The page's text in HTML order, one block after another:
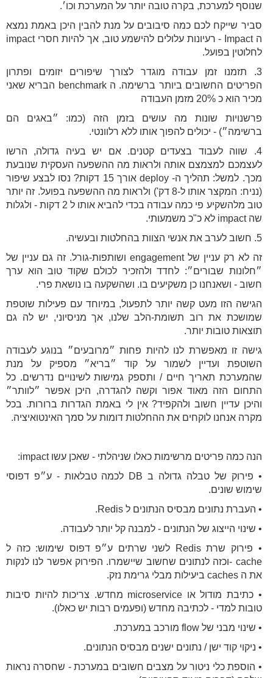
שנוסף למערכת, בקרה טובה יותר על המערכת וכו׳.
סביר שייקח לכם כמה סיבובים על מנת להבין היכן באמת נמצא
ה Impact - רעיונות עלולים להישמע טוב, אך להיות חסרי impact
לחלוטין בפועל.
3. תזמנו זמן עבודה מוגדר לצורך שיפורים יזומים ופתרון
הפריטים החשובים ביותר ברשימה. ה benchmark הבריא שאני
מכיר הוא כ 20% מזמן העבודה
פרשנויות שונות מה עושים בזמן הזה (כמו: ״באגים הם
ברשימה״) - יכולים להפוך אותו ללא רלוונטי.
4. שווה לעבוד בצעדים קטנים. אם יש בעיה גדולה, הרשו
לעצמכם למצמצם אותה ולראות מה ההשפעה העסקית שנובעת
מכך. למשל: תהליך ה- deploy אורך 15 דקות? נסו לבצע שיפור
(נניח: המקצר אותו ל-8 דק') ולראות מה ההשפעה בפועל. זה יותר
טוב מלהשקיע פי כמה עבודה בכדי להביא אותו ל 2 דקות - ולגלות
שה impact לא כ"כ משמעותי.
5. חשוב לערב את אנשי הצוות בהחלטות ובעשיה.
זה לא רק עניין של engagement ושותפות-גורל. זה גם עניין של
״חלונות שבורים״: לחדד ולהזכיר לכולם שקוד טוב הוא ערך
חשוב - ושאנחנו כן משקיעים בו. ושהשקעה בו נושאת פרי.
הגישה הזו מעט קשה יותר לתפעול, במיוחד עם פעילות שוטפת
שמושכת את רוב תשומת-הלב שלנו, אך מניסיוני, יש לה גם
תוצאות טובות יותר.
גישה זו מאפשרת לנו להיות פחות ״מרובעים״ בנוגע לעבודה
השוטפת ועדיין לשמור על קוד ״בריא״ מספיק על מנת
שהמערכת תאריך חיים / ותספק גמישות לשינויים נדרשים. כל
התחום הזה מאוד אפור וקשה להגדרה, היכן אפשר ״לוותר״
והיכן עדיין חשוב ולהקפיד? אין לי באמת הגדרות ברורות. בכל
מקרה אנחנו לוקחים את ההחלטות דומות על סמך האינטואיציה.
הנה כמה פריטים מרשימות כאלו שניהלתי - שאכן עשו impact:
• פירוק של טבלה גדולה ב DB לכמה טבלאות - ע״פ דפוסי
שימוש שונים.
• העברת נתונים מבסיס הנתונים ל Redis.
• שינוי הייצוג של הנתונים - למבנה קל יותר לעבודה.
• פירוק שרת Redis לשני שרתים ע״פ דפוס שימוש: כזה ל
cache -וכזה לנתונים שחשוב שיישמרו. הפירוק אפשר לנו לנקות
את ה caches ביעילות מבלי גרימת נזק.
• כתיבת מודול או microservice מחדש. צריכות להיות סיבות
טובות למדי - לכתיבה מחדש (ופעמים רבות יש כאלו).
• שינוי מבני של flow מורכב במערכת.
• ניקוי קוד ישן / נתונים ישנים מבסיס הנתונים.
• הוספת כלי ניטור על מצבים חשובים במערכת - שחסרה נראות